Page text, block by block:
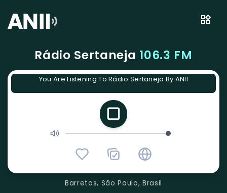
Rádio Sertaneja 106.3 FM
You Are Listening To Rádio Sertaneja By ANII
Barretos, São Paulo, Brasil